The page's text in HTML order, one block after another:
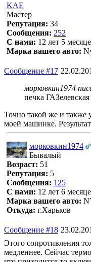
KAE
Мастер
Репутация: 34
Сообщения: 252
С нами: 12 лет 5
Марка вашего авто:
Сообщение #17
морковкин1974
печка ГАЗелевская
Точно такой же и также
моей машинке.
морковкин1974
Бывалый
Возраст: 51
Репутация: 5
Сообщения: 125
С нами: 12 лет 6
Марка вашего авто:
Откуда: г.Харьков
Сообщение #18
Этого сопротивления
медленнее. Сейчас